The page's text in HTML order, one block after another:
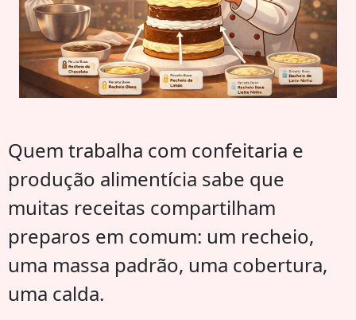
Quem trabalha com confeitaria e
produção alimentícia sabe que
muitas receitas compartilham
preparos em comum: um recheio,
uma massa padrão, uma cobertura,
uma calda.